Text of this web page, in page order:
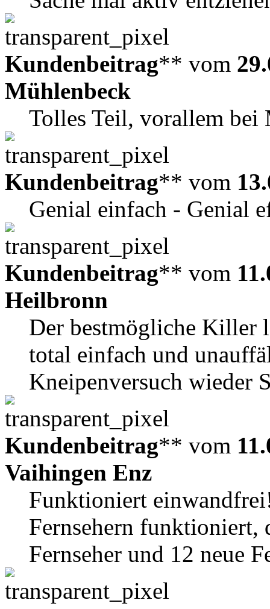
Kundenbeitrag** vom
Mühlenbeck
Tolles Teil, vorallem bei
Kundenbeitrag** vom
Genial einfach - Genial
Kundenbeitrag** vom
Heilbronn
Der bestmögliche Killer
total einfach und
Kneipenversuch wieder
Kundenbeitrag** vom
Vaihingen Enz
Funktioniert
Fernsehern funktioniert,
Fernseher und 12 neue